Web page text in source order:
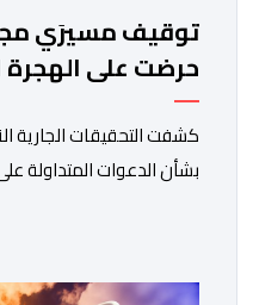
توقيف مسيرَي
حرضت على الهجرة
سبتة
كشفت التحقيقات الجارية
بشأن الدعوات المتداولة
عبور الحدود بشكل غير